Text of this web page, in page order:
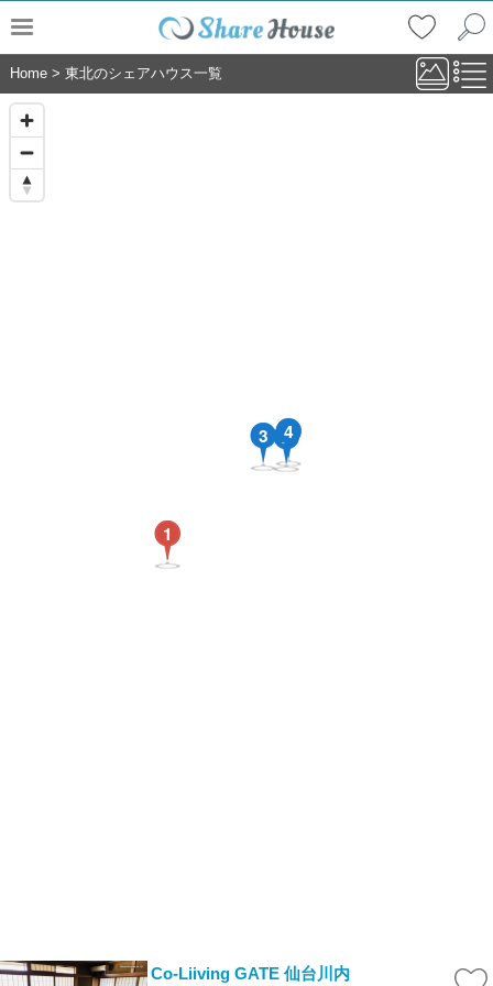
Home > 東北のシェアハウス一覧
1
2
3 4
Co-Liiving GATE 仙台川内